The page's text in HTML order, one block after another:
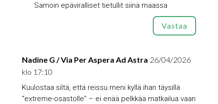
Samoin epäviralliset tietullit siinä maassa
Vastaa
Nadine G / Via Per Aspera Ad Astra 26/04/2026
klo 17:10
Kuulostaa siltä, että reissu meni kyllä ihan täysillä
“extreme-osastolle” – ei enää pelkkää matkailua vaan